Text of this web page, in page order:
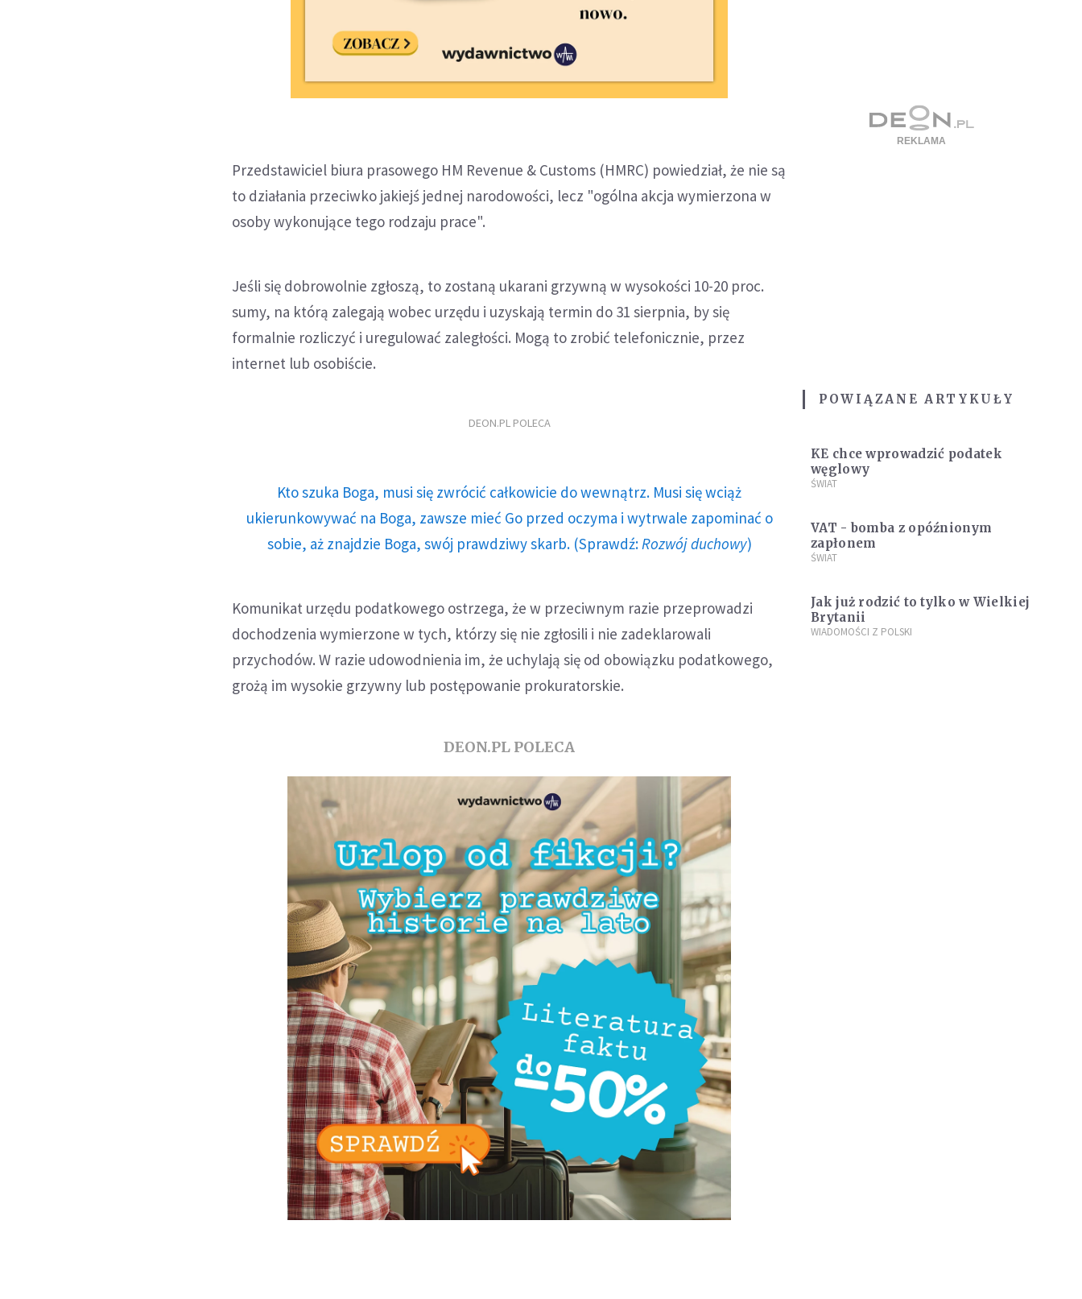
Przedstawiciel biura prasowego HM Revenue & Customs (HMRC) powiedział, że nie są
to działania przeciwko jakiejś jednej narodowości, lecz "ogólna akcja wymierzona w
osoby wykonujące tego rodzaju prace".
Jeśli się dobrowolnie zgłoszą, to zostaną ukarani grzywną w wysokości 10-20 proc.
sumy, na którą zalegają wobec urzędu i uzyskają termin do 31 sierpnia, by się
formalnie rozliczyć i uregulować zaległości. Mogą to zrobić telefonicznie, przez
internet lub osobiście.
DEON.PL POLECA
Kto szuka Boga, musi się zwrócić całkowicie do wewnątrz. Musi się wciąż
ukierunkowywać na Boga, zawsze mieć Go przed oczyma i wytrwale zapominać o
sobie, aż znajdzie Boga, swój prawdziwy skarb. (Sprawdź: Rozwój duchowy)
Komunikat urzędu podatkowego ostrzega, że w przeciwnym razie przeprowadzi
dochodzenia wymierzone w tych, którzy się nie zgłosili i nie zadeklarowali
przychodów. W razie udowodnienia im, że uchylają się od obowiązku podatkowego,
grożą im wysokie grzywny lub postępowanie prokuratorskie.
DEON.PL POLECA
POWIĄZANE ARTYKUŁY
KE chce wprowadzić podatek
węglowy
ŚWIAT
VAT - bomba z opóźnionym
zapłonem
ŚWIAT
Jak już rodzić to tylko w Wielkiej
Brytanii
WIADOMOŚCI Z POLSKI